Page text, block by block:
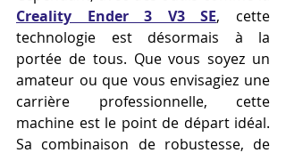
Creality Ender 3 V3 SE, cette
technologie est désormais à la
portée de tous. Que vous soyez un
amateur ou que vous envisagiez une
carrière professionnelle, cette
machine est le point de départ idéal.
Sa combinaison de robustesse, de